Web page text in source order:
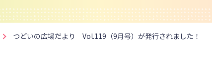
つどいの広場だより Vol.119（9月号）が発行されました！